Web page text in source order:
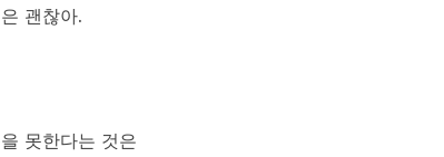
괜찮아.
못한다는 것은